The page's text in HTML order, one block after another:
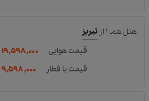
هتل هما ۱ از تبریز
قیمت هوایی ۱۹,۵۹۸,۰۰۰
قیمت با قطار
۹,۵۹۸,۰۰۰